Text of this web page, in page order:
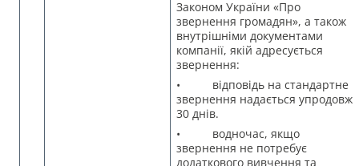
Законом України «Про
звернення громадян», а також
внутрішніми документами
компанії, якій адресується
звернення:
• відповідь на стандартне
звернення надається упродовж
30 днів.
• водночас, якщо
звернення не потребує
додаткового вивчення та